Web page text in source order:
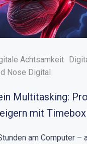
Achtsamkeit
Nose Digital
Multitasking:
mit
am Computer –